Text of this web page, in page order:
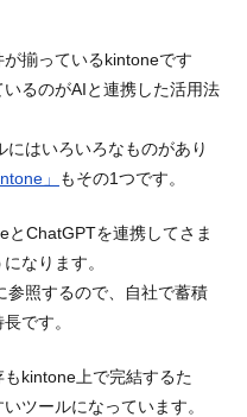
揃っているkintoneです
るのがAIと連携した活用法
はいろいろなものがあり
」 もその1つです。
とChatGPTを連携してさま
なります。
参照するので、自社で蓄積
です。
kintone上で完結するた
ツールになっています。